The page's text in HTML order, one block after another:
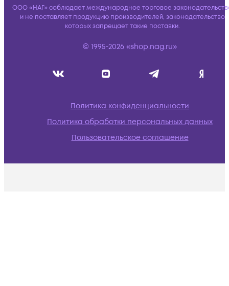
ООО «НАГ» соблюдает международное торговое
и не поставляет продукцию производителей, законодательство
которых запрещает такие поставки.
© 1995-2026 «shop.nag.ru»
Политика конфиденциальности
Политика обработки персональных данных
Пользовательское соглашение